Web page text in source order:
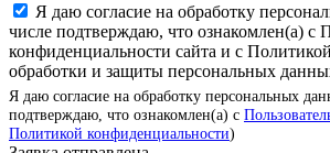
Я даю согласие на обработку
числе подтверждаю, что ознакомлен(а) с
конфиденциальности сайта и с
обработки и защиты персональных
Я даю согласие на обработку персональных
подтверждаю, что ознакомлен(а) с
Политикой конфиденциальности)